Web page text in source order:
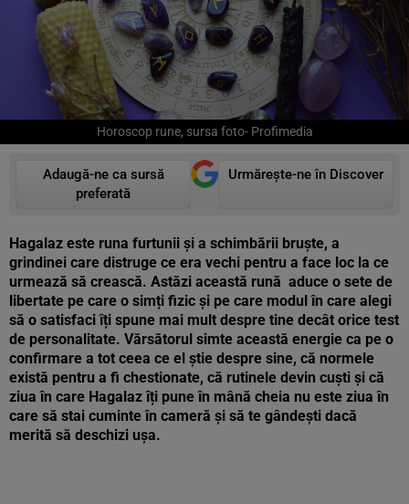
Horoscop rune, sursa foto- Profimedia
Adaugă-ne ca sursă
preferată
Urmărește-ne în Discover
Hagalaz este runa furtunii și a schimbării bruște, a
grindinei care distruge ce era vechi pentru a face loc la ce
urmează să crească. Astăzi această rună aduce o sete de
libertate pe care o simți fizic și pe care modul în care alegi
să o satisfaci îți spune mai mult despre tine decât orice test
de personalitate. Vărsătorul simte această energie ca pe o
confirmare a tot ceea ce el știe despre sine, că normele
există pentru a fi chestionate, că rutinele devin cuști și că
ziua în care Hagalaz îți pune în mână cheia nu este ziua în
care să stai cuminte în cameră și să te gândești dacă
merită să deschizi ușa.